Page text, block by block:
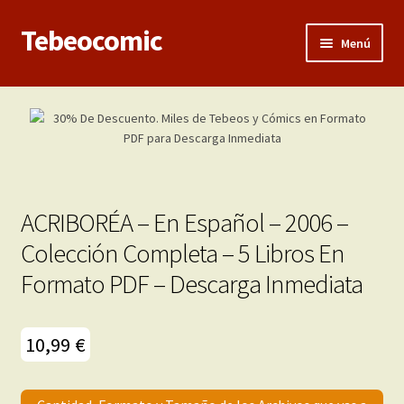
Ir
Ir
al
Tebeocomic Menú
Inicio
Adultos
Porno 3D
Inéditas
el
ACRIBORÉA – En Español – 2006 –
Colección Completa – 5 Libros En
Formato PDF – Descarga Inmediata
10,99 €